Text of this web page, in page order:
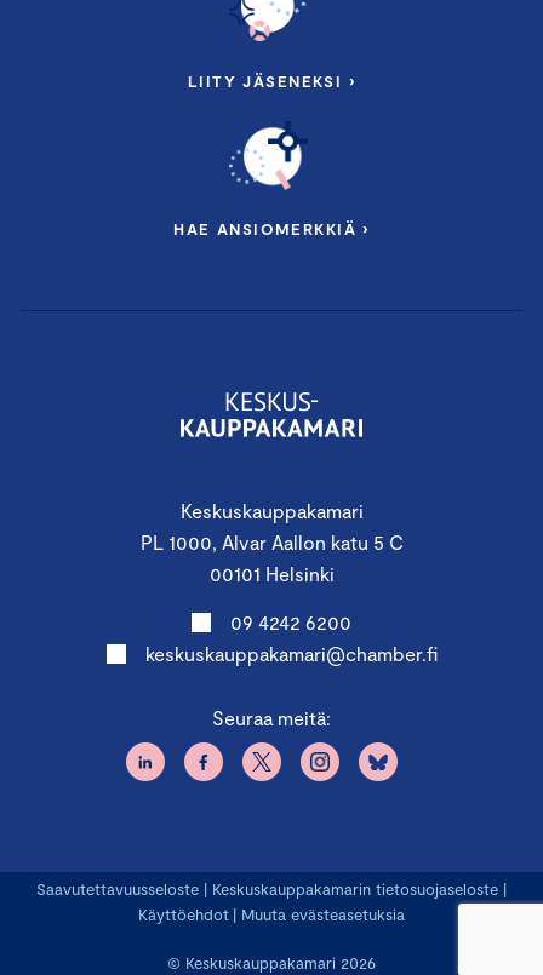
Keskuskauppakamari
PL 1000, Alvar Aallon katu 5 C
00101 Helsinki
09 4242 6200
keskuskauppakamari@chamber.fi
Seuraa meitä:
LIITY JÄSENEKSI ›
HAE ANSIOMERKKIÄ ›
© Keskuskauppakamari 2026
Saavutettavuusseloste | Keskuskauppakamarin tietosuojaseloste |
Käyttöehdot | Muuta evästeasetuksia